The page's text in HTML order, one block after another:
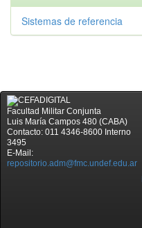
Sistemas de referencia
Facultad Militar Conjunta
Luis María Campos 480 (CABA)
Contacto: 011 4346-8600 Interno
3495
E-Mail:
repositorio.adm@fmc.undef.edu.ar